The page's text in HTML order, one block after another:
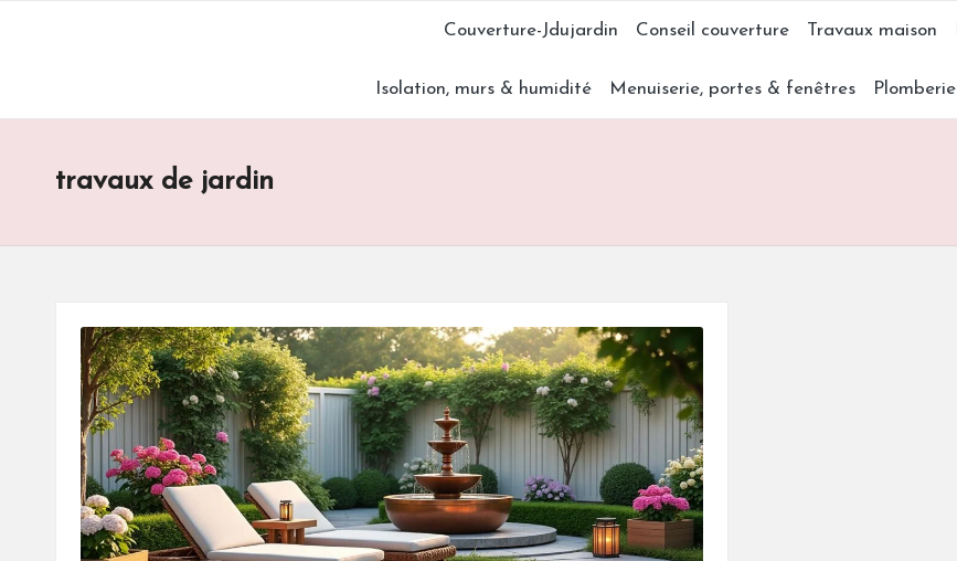
content
Couverture-Jdujardin Conseil couverture Travaux maison
Isolation, murs & humidité Menuiserie, portes & fenêtres Plomberie
travaux de jardin